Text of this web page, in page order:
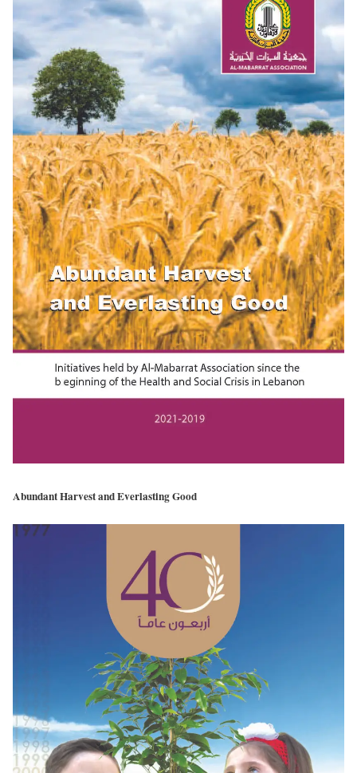
Abundant Harvest and Everlasting Good